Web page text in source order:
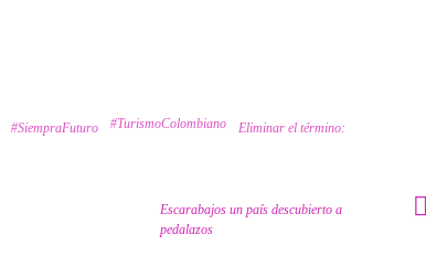
#SiempraFuturo #TurismoColombiano
Eliminar el término:
Escarabajos un país descubierto a
pedalazos